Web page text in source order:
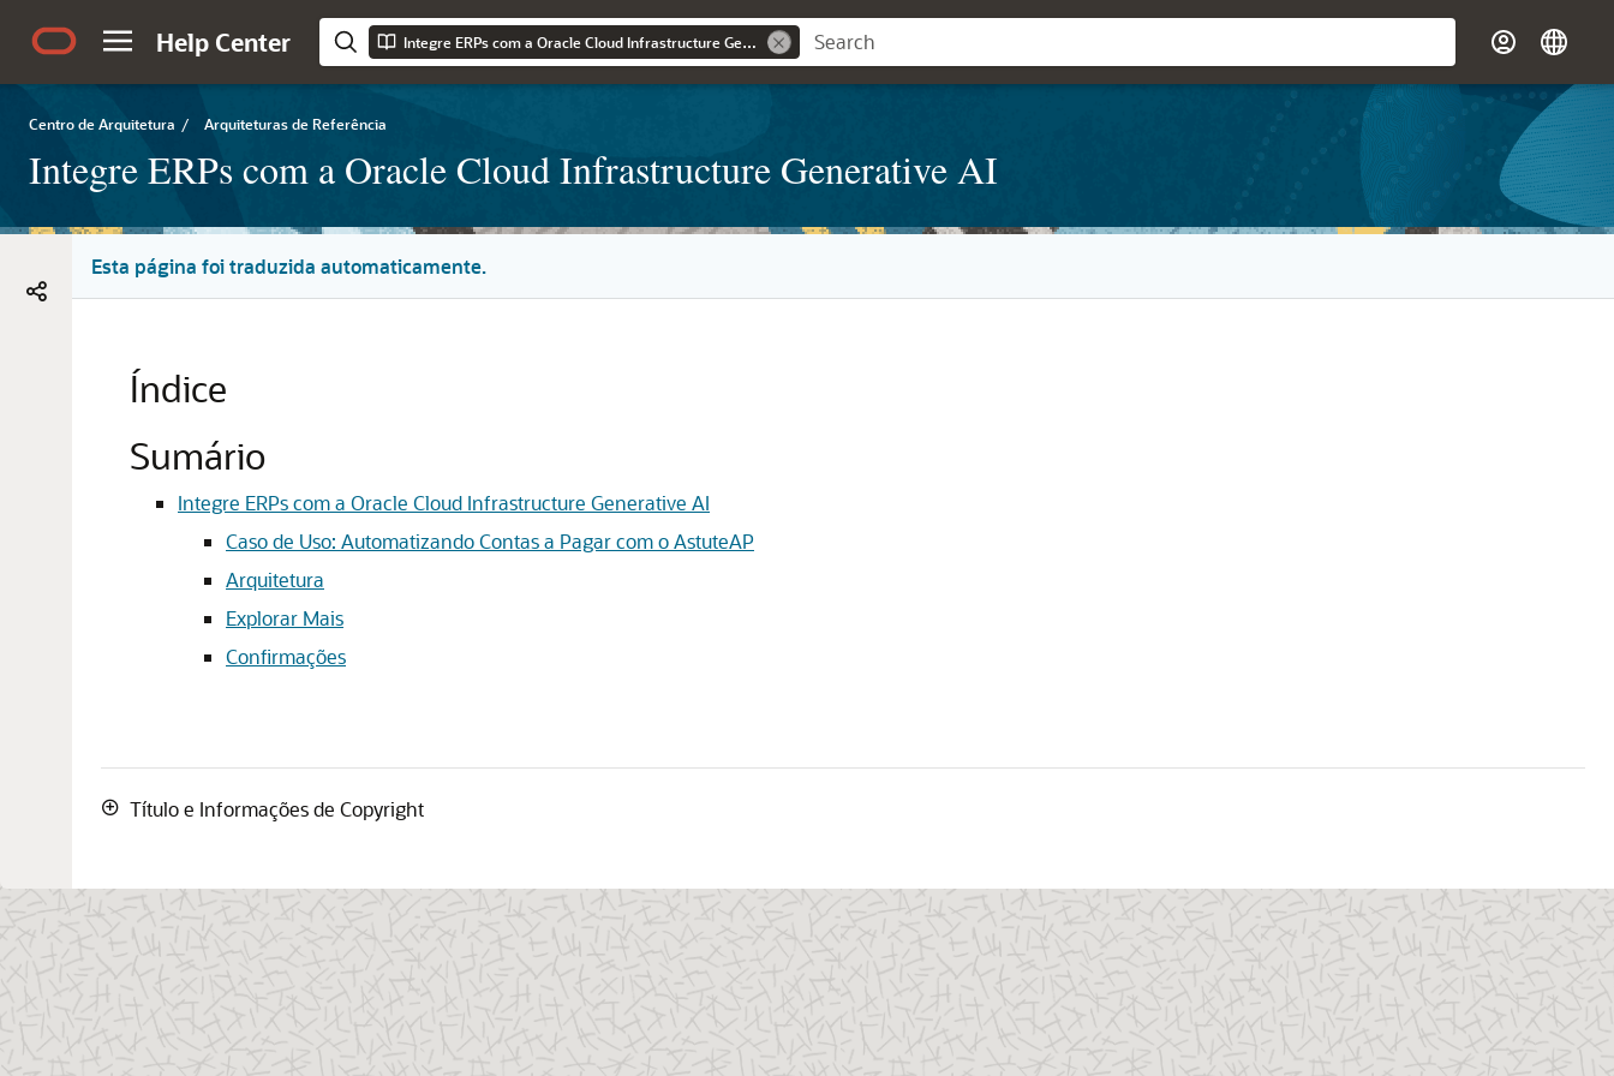
Help Center Integre ERPs com a Oracle Cloud Infrastructure Generative AI
Centro de Arquitetura / Arquiteturas de Referência
Integre ERPs com a Oracle Cloud Infrastructure Generative AI
Esta página foi traduzida automaticamente.
Índice
Sumário
Integre ERPs com a Oracle Cloud Infrastructure Generative AI
Caso de Uso: Automatizando Contas a Pagar com o AstuteAP
Arquitetura
Explorar Mais
Confirmações
Título e Informações de Copyright